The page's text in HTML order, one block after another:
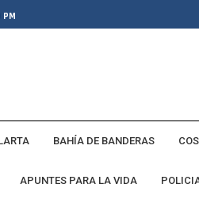
PM
BAHÍA DE BANDERAS
APUNTES PARA LA VIDA